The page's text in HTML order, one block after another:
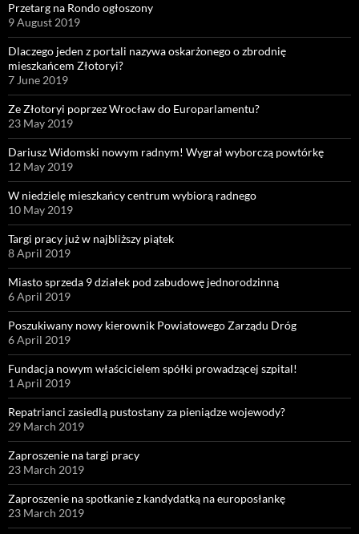
Przetarg na Rondo ogłoszony
9 August 2019
Dlaczego jeden z portali nazywa oskarżonego o zbrodnię
mieszkańcem Złotoryi?
7 June 2019
Ze Złotoryi poprzez Wrocław do Europarlamentu?
23 May 2019
Dariusz Widomski nowym radnym! Wygrał wyborczą powtórkę
12 May 2019
W niedzielę mieszkańcy centrum wybiorą radnego
10 May 2019
Targi pracy już w najbliższy piątek
8 April 2019
Miasto sprzeda 9 działek pod zabudowę jednorodzinną
6 April 2019
Poszukiwany nowy kierownik Powiatowego Zarządu Dróg
6 April 2019
Fundacja nowym właścicielem spółki prowadzącej szpital!
1 April 2019
Repatrianci zasiedlą pustostany za pieniądze wojewody?
29 March 2019
Zaproszenie na targi pracy
23 March 2019
Zaproszenie na spotkanie z kandydatką na europosłankę
23 March 2019